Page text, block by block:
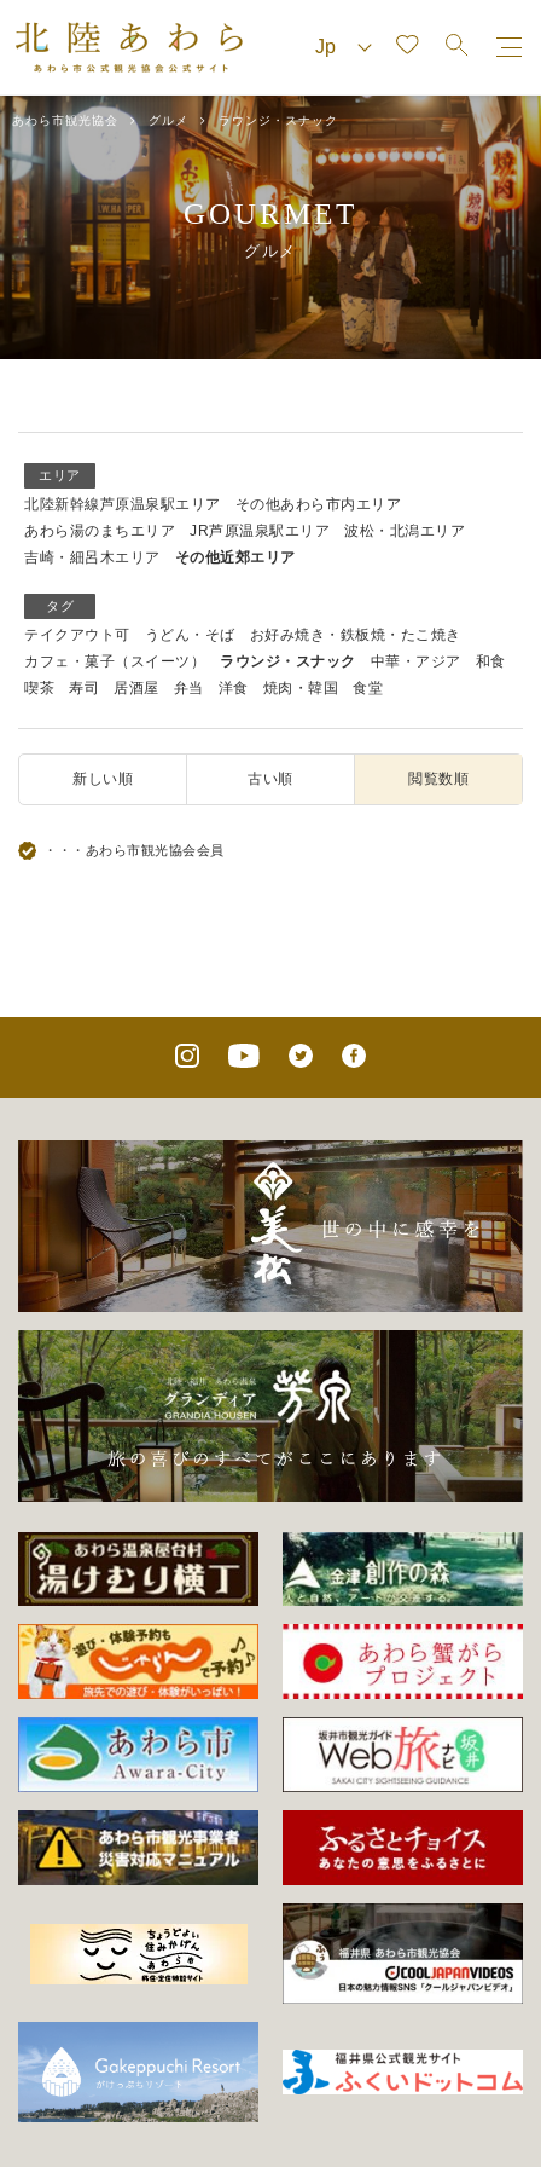
あわら市観光協会 グルメ ラウンジ・スナック
GOURMET
グルメ
エリア
北陸新幹線芦原温泉駅エリア
その他あわら市内エリア
あわら湯のまちエリア
JR芦原温泉駅エリア
波松・北潟エリア
吉崎・細呂木エリア
その他近郊エリア
タグ
テイクアウト可 うどん・そば
お好み焼き・鉄板焼・たこ焼き
カフェ・菓子（スイーツ）
ラウンジ・スナック 中華・アジア
和食
喫茶
寿司 居酒屋 弁当 洋食 焼肉・韓国 食堂
新しい順 古い順 閲覧数順
・・・あわら市観光協会会員